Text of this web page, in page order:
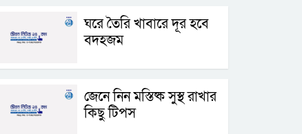
ঘরে তৈরি খাবারে দূর হবে
বদহজম
জেনে নিন মস্তিষ্ক সুস্থ রাখার
কিছু টিপস